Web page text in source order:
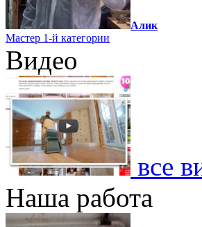
Алик
Мастер 1-й категории
Видео
все
Наша работа